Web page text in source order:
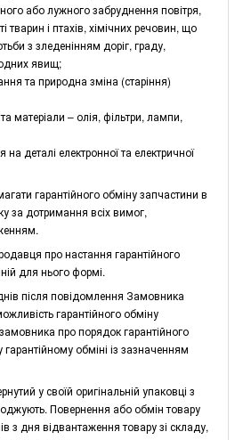
або лужного забруднення повітря,
тварин і птахів, хімічних речовин, що
з зледенінням доріг, граду,
явищ;
та природна зміна (старіння)
матеріали – олія, фільтри, лампи,
на деталі електронної та електричної
гарантійного обміну запчастини в
за дотримання всіх вимог,
про настання гарантійного
для нього формі.
після повідомлення Замовника
гарантійного обміну
про порядок гарантійного
обміні із зазначенням
у своїй оригінальній упаковці з
Повернення або обмін товару
з дня відвантаження товару зі складу,